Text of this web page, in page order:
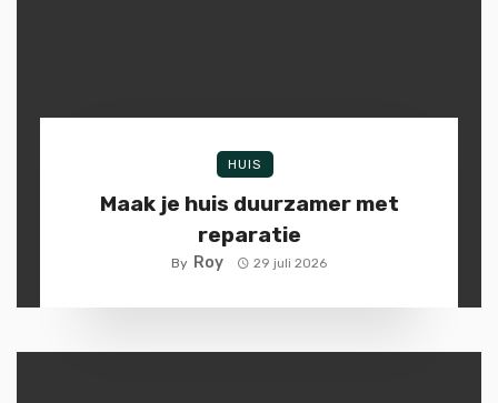
HUIS
Maak je huis duurzamer met
reparatie
By Roy 29 juli 2026